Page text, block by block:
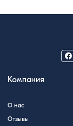
Компания
О нас
Отзывы